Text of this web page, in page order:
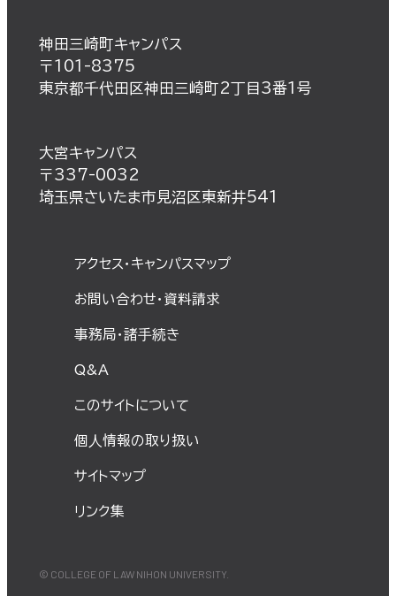
神田三崎町キャンパス
〒101-8375
東京都千代田区神田三崎町2丁目3番1号
大宮キャンパス
〒337-0032
埼玉県さいたま市見沼区東新井541
アクセス・キャンパスマップ
お問い合わせ・資料請求
事務局・諸⼿続き
Q&A
このサイトについて
個⼈情報の取り扱い
サイトマップ
リンク集
© COLLEGE OF LAW NIHON UNIVERSITY.